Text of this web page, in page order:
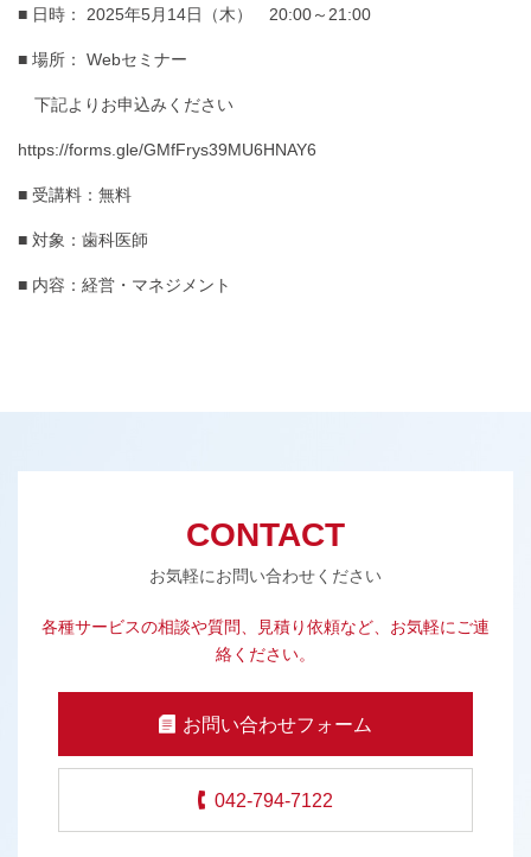
■ 日時： 2025年5月14日（木） 20:00～21:00
■ 場所： Webセミナー
下記よりお申込みください
https://forms.gle/GMfFrys39MU6HNAY6
■ 受講料：無料
■ 対象：歯科医師
■ 内容：経営・マネジメント
CONTACT
お気軽にお問い合わせください
各種サービスの相談や質問、見積り依頼など、お気軽にご連
絡ください。
お問い合わせフォーム
042-794-7122